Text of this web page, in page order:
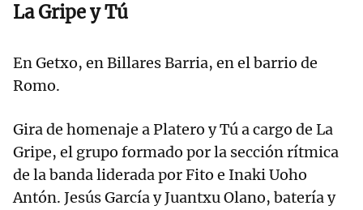
La Gripe y Tú
En Getxo, en Billares Barria, en el barrio de
Romo.
Gira de homenaje a Platero y Tú a cargo de La
Gripe, el grupo formado por la sección rítmica
de la banda liderada por Fito e Inaki Uoho
Antón. Jesús García y Juantxu Olano, batería y